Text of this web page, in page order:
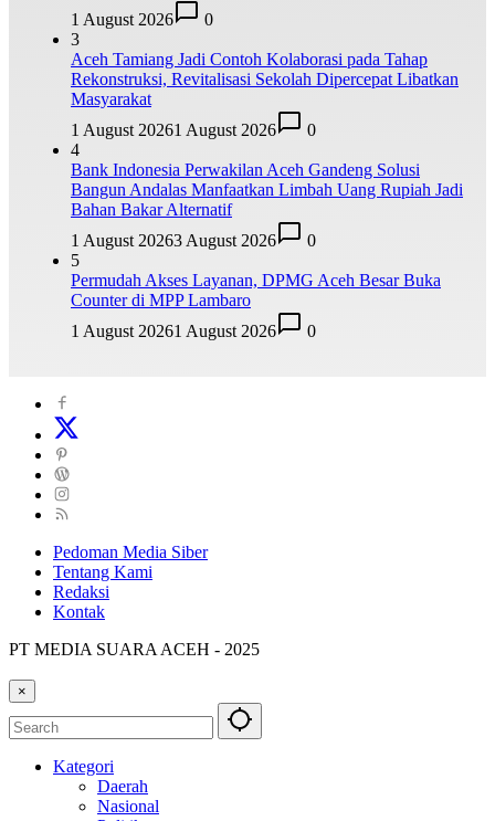
1 August 2026
0
3
Aceh Tamiang Jadi Contoh Kolaborasi pada Tahap
Rekonstruksi, Revitalisasi Sekolah Dipercepat Libatkan
Masyarakat
1 August 20261 August 2026
0
4
Bank Indonesia Perwakilan Aceh Gandeng Solusi
Bangun Andalas Manfaatkan Limbah Uang Rupiah Jadi
Bahan Bakar Alternatif
1 August 20263 August 2026
0
5
Permudah Akses Layanan, DPMG Aceh Besar Buka
Counter di MPP Lambaro
1 August 20261 August 2026 0
Pedoman Media Siber
Tentang Kami
Redaksi
Kontak
PT MEDIA SUARA ACEH - 2025
×
Kategori
Daerah
Nasional